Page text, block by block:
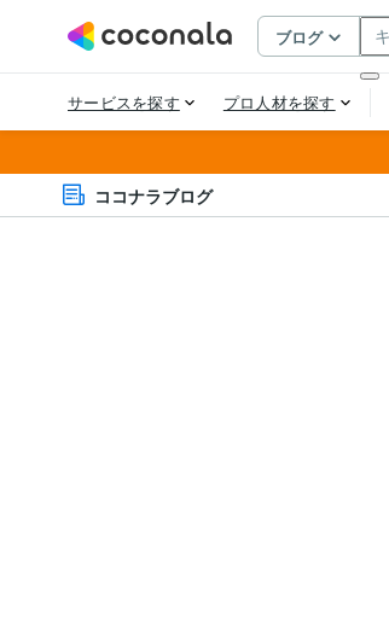
ココナラブログ